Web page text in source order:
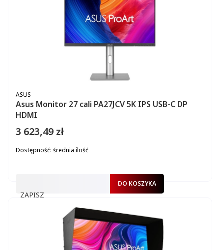
Asus Monitor 27 cali PA27JCV 5K IPS USB-C DP
HDMI
PRODUCENT
ASUS
Cena
3 623,49 zł
Dostępność: średnia ilość
ZAPISZ
DO KOSZYKA